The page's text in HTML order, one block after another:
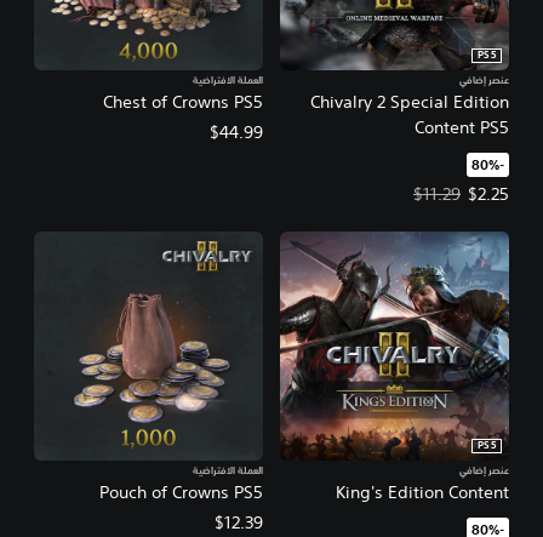
Chivalry 2 Special Edition
Content PS5
PS5
عنصر إضافي
$2.25
سعر العرض $2.25‏. السعر الأصلي، $11.29‏.
$11.29
Chest of Crowns PS5
العملة الافتراضية
$44.99
King's Edition Content
PS5
عنصر إضافي
Pouch of Crowns PS5
العملة الافتراضية
$12.39